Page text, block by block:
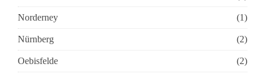
Norderney (1)
Nürnberg (2)
Oebisfelde (2)